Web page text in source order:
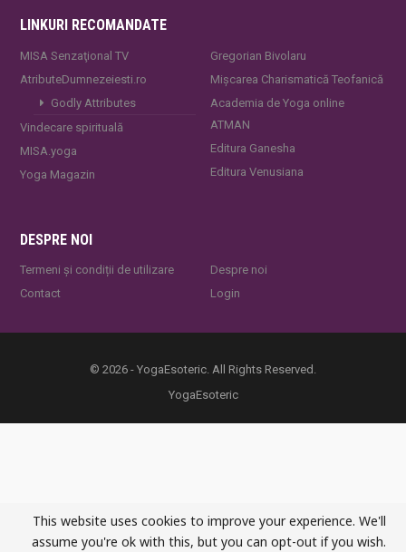
LINKURI RECOMANDATE
MISA Senzaţional TV
AtributeDumnezeiesti.ro
Godly Attributes
Vindecare spirituală
MISA.yoga
Yoga Magazin
Gregorian Bivolaru
Mișcarea Charismatică Teofanică
Academia de Yoga online
ATMAN
Editura Ganesha
Editura Venusiana
DESPRE NOI
Termeni și condiții de utilizare
Contact
Despre noi
Login
© 2026 - YogaEsoteric. All Rights Reserved.
YogaEsoteric
This website uses cookies to improve your experience. We'll
assume you're ok with this, but you can opt-out if you wish.